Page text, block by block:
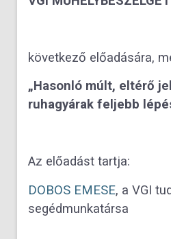
következő előadására,
„Hasonló múlt, eltérő
ruhagyárak feljebb
Az előadást tartja:
DOBOS EMESE, a VGI
segédmunkatársa